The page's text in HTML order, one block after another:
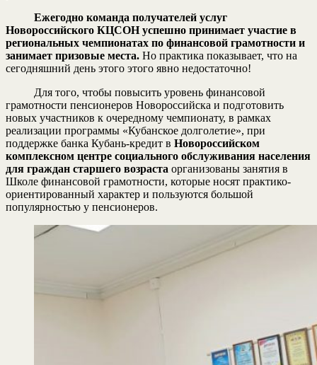
Ежегодно команда получателей услуг
Новороссийского КЦСОН успешно принимает участие в
региональных чемпионатах по финансовой грамотности и
занимает призовые места. Но практика показывает, что на
сегодняшний день этого этого явно недостаточно!
Для того, чтобы повысить уровень финансовой
грамотности пенсионеров Новороссийска и подготовить
новых участников к очередному чемпионату, в рамках
реализации программы «Кубанское долголетие», при
поддержке банка Кубань-кредит в Новороссийском
комплексном центре социального обслуживания населения
для граждан старшего возраста организованы занятия в
Школе финансовой грамотности, которые носят практико-
ориентированный характер и пользуются большой
популярностью у пенсионеров.